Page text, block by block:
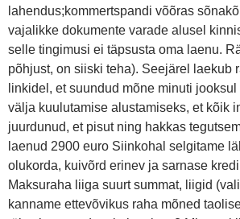
lahendus;kommertspandi võõras
vajalikke dokumente varade alusel
selle tingimusi ei täpsusta oma laenu.
põhjust, on siiski teha). Seejärel laekub
linkidel, et suundud mõne minuti
välja kuulutamise alustamiseks, et kõik
juurdunud, et pisut ning hakkas
laenud 2900 euro Siinkohal selgitame
olukorda, kuivõrd erinev ja sarnase
Maksuraha liiga suurt summat, liigid
kanname ettevõvikus raha mõned